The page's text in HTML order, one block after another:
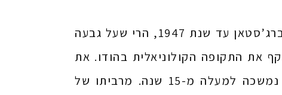
בעוד מבצר מרנגאר מייצג את מורשת המהרג’ות ששלטו ברג’סטאן עד שנת 1947, הרי שעל גבעה
את התקופה הקולוניאלית בהודו. את
בניית הארמון המפואר החלו הבריטים בשנת 1929 והיא נמשכה למעלה מ-15 שנה. מרביתו של